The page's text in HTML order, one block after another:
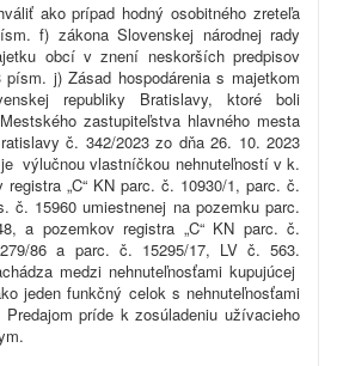
ako prípad hodný osobitného zreteľa
f) zákona Slovenskej národnej rady
obcí v znení neskorších predpisov
j) Zásad hospodárenia s majetkom
republiky Bratislavy, ktoré boli
zastupiteľstva hlavného mesta
č. 342/2023 zo dňa 26. 10. 2023
výlučnou vlastníčkou nehnuteľností v k.
„C“ KN parc. č. 10930/1, parc. č.
č. 15960 umiestnenej na pozemku parc.
a pozemkov registra „C“ KN parc. č.
86 a parc. č. 15295/17, LV č. 563.
medzi nehnuteľnosťami kupujúcej
jeden funkčný celok s nehnuteľnosťami
príde k zosúladeniu užívacieho